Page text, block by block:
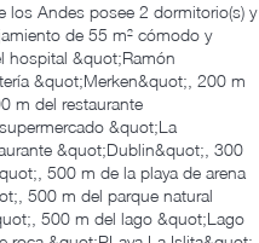
los Andes posee 2 dormitorio(s) y
de 55 m² cómodo y
hospital &quot;Ramón
&quot;Merken&quot;, 200 m
m del restaurante
&quot;La
&quot;Dublin&quot;, 300
500 m de la playa de arena
500 m del parque natural
500 m del lago &quot;Lago